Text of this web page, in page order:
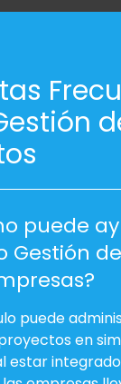
puede
Gestión
puede
en
estar integrado